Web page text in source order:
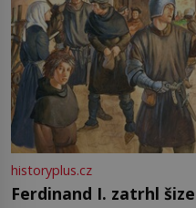
historyplus.cz
Ferdinand I. zatrhl